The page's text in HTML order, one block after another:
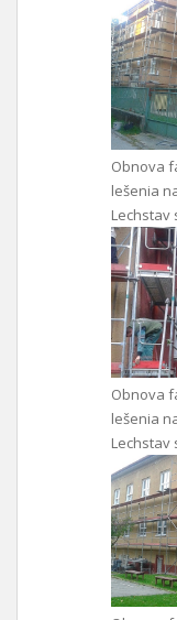
Obnova
lešenia
Lechstav
Obnova
lešenia
Lechstav